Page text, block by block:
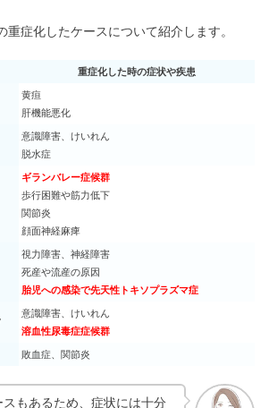
重症化したケースについて紹介します。
重症化した時の症状や疾患
黄疸
肝機能悪化
意識障害、けいれん
脱水症
ギランバレー症候群
歩行困難や筋力低下
関節炎
顔面神経麻痺
視力障害、神経障害
死産や流産の原因
胎児への感染で先天性トキソプラズマ症
意識障害、けいれん
溶血性尿毒症症候群
敗血症、関節炎
もあるため、症状には十分